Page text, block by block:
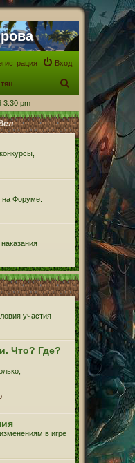
Вход
и
с
3:30 pm
на Форуме.
участия
Что? Где?
в игре